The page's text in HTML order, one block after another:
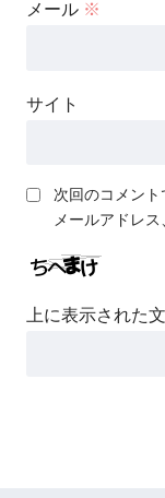
メール ※
サイト
次回のコメント
メールアドレス
上に表示された